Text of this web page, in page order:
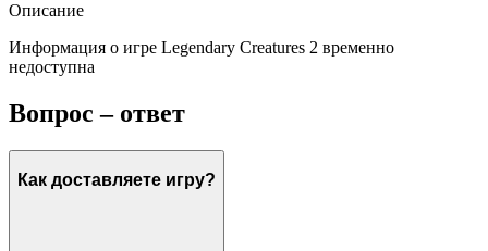
Описание
Информация о игре Legendary Creatures 2 временно
недоступна
Вопрос – ответ
Как доставляете игру?